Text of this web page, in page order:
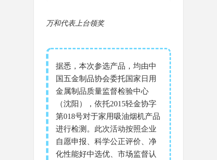
万和代表上台领奖
据悉，本次参选产品，均由中
国五金制品协会委托国家日用
金属制品质量监督检验中心
（沈阳），依托2015轻金协字
第018号对于家用吸油烟机产品
进行检测。此次活动按照企业
自愿申报、科学公正评价、净
化性能好中选优、市场监督认